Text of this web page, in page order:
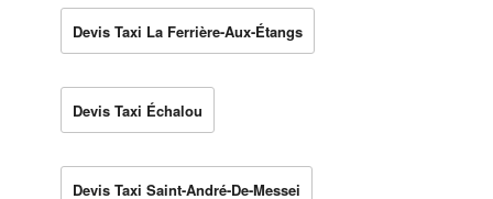
Devis Taxi La Ferrière-Aux-Étangs
Devis Taxi Échalou
Devis Taxi Saint-André-De-Messei